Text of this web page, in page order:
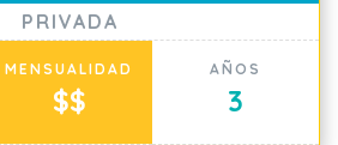
PRIVADA
MENSUALIDAD
$$
AÑOS
3